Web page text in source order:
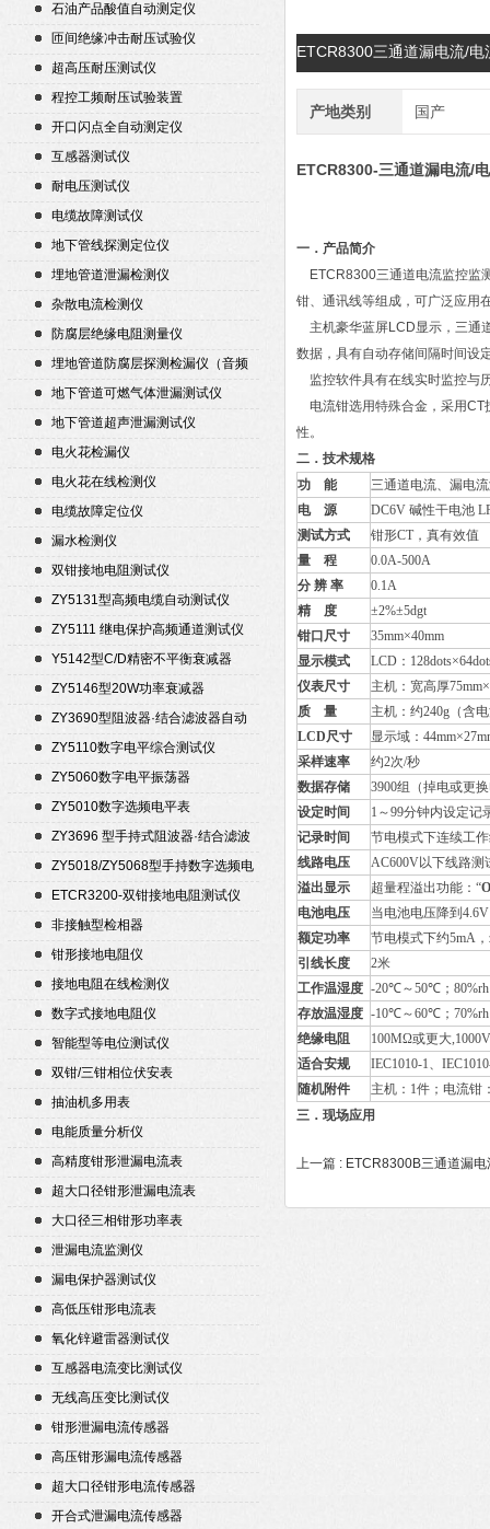
石油产品酸值自动测定仪
匝间绝缘冲击耐压试验仪
超高压耐压测试仪
程控工频耐压试验装置
开口闪点全自动测定仪
互感器测试仪
耐电压测试仪
电缆故障测试仪
地下管线探测定位仪
埋地管道泄漏检测仪
杂散电流检测仪
防腐层绝缘电阻测量仪
埋地管道防腐层探测检漏仪（音频
检漏仪）
地下管道可燃气体泄漏测试仪
地下管道超声泄漏测试仪
电火花检漏仪
电火花在线检测仪
电缆故障定位仪
漏水检测仪
双钳接地电阻测试仪
ZY5131型高频电缆自动测试仪
ZY5111 继电保护高频通道测试仪
Y5142型C/D精密不平衡衰减器
（50Ω）
ZY5146型20W功率衰减器
ZY3690型阻波器·结合滤波器自动
测试仪
ZY5110数字电平综合测试仪
ZY5060数字电平振荡器
ZY5010数字选频电平表
ZY3696 型手持式阻波器·结合滤波
器自动测试仪
ZY5018/ZY5068型手持数字选频电
平表/电平振荡器
ETCR3200-双钳接地电阻测试仪
非接触型检相器
钳形接地电阻仪
接地电阻在线检测仪
数字式接地电阻仪
智能型等电位测试仪
双钳/三钳相位伏安表
抽油机多用表
电能质量分析仪
高精度钳形泄漏电流表
超大口径钳形泄漏电流表
大口径三相钳形功率表
泄漏电流监测仪
漏电保护器测试仪
高低压钳形电流表
氧化锌避雷器测试仪
互感器电流变比测试仪
无线高压变比测试仪
钳形泄漏电流传感器
高压钳形漏电流传感器
超大口径钳形电流传感器
开合式泄漏电流传感器
ETCR8300三通道漏电流/
产地类别 国产
ETCR8300-三通道漏电流/
一．产品简介
ETCR8300三通道电流监控监
钳、通讯线等组成，可广泛应用
主机豪华蓝屏LCD显示，三通
数据，具有自动存储间隔时间设
监控软件具有在线实时监控与
电流钳选用特殊合金，采用CT
性。
二．技术规格
功 能
三通道电流、漏电
电 源
DC6V 碱性干电池
测试方式
钳形CT，真有效值
量 程
0.0A-500A
分 辨 率
0.1A
精 度
±2%±5dgt
钳口尺寸
35mm×40mm
显示模式
LCD：
仪表尺寸
主机：宽高厚
质 量
主机：约240g（含
LCD尺寸
显示域：
采样速率
约2次/秒
数据存储
3900组（掉电或更
设定时间
1～99分钟内设定记
记录时间
节电模式下连续工
线路电压
AC600V以下线路测
溢出显示
超量程溢出功能：“
电池电压
当电池电压降到
额定功率
节电模式下约5mA
引线长度
2米
工作温湿度 -20℃～50℃；
存放温湿度 -10℃～60℃；
绝缘电阻
100MΩ或更大,1000V
适合安规
IEC1010-1、
随机附件
主机：1件；电流钳
三．现场应用
上一篇 : ETCR8300B三通道漏